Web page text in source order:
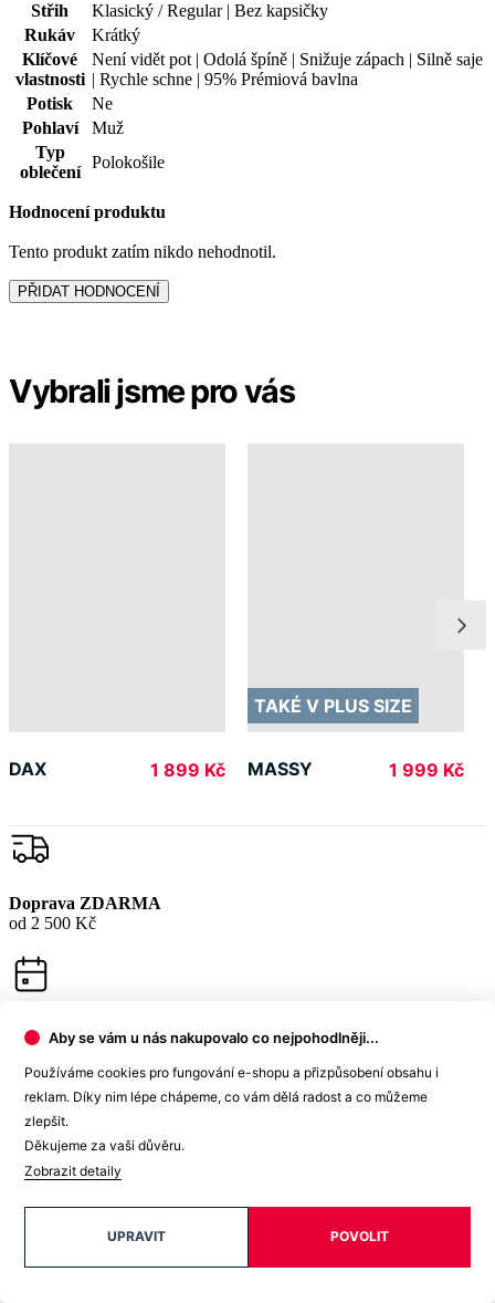
Střih
Klasický / Regular | Bez kapsičky
Rukáv
Krátký
Klíčové
vlastnosti
Není vidět pot | Odolá špíně | Snižuje zápach | Silně saje
| Rychle schne | 95% Prémiová bavlna
Potisk
Ne
Pohlaví
Muž
Typ
oblečení
Polokošile
Hodnocení produktu
Tento produkt zatím nikdo nehodnotil.
PŘIDAT HODNOCENÍ
Vybrali jsme pro vás
DAX 1 899 Kč
TAKÉ V PLUS SIZE
MASSY 1 999 Kč
Doprava ZDARMA
od 2 500 Kč
Garance
vrácení peněz
99% spokojenost
na Heurece
Aby se vám u nás nakupovalo co nejpohodlněji...
Používáme cookies pro fungování e-shopu a přizpůsobení obsahu i
reklam. Díky nim lépe chápeme, co vám dělá radost a co můžeme
zlepšit.
Děkujeme za vaši důvěru.
Zobrazit detaily
POVOLIT
UPRAVIT